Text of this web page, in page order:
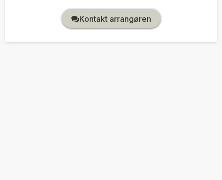
Kontakt arrangøren